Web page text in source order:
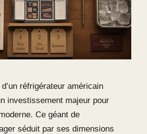
d’un réfrigérateur américain
investissement majeur pour
Ce géant de
séduit par ses dimensions